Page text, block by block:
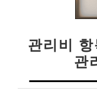
관리비
관